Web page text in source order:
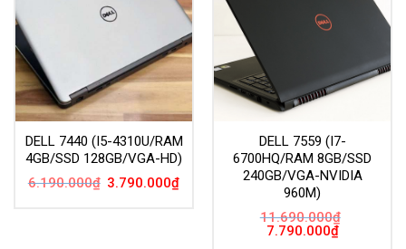
DELL 7440 (I5-4310U/RAM
4GB/SSD 128GB/VGA-HD)
6.190.000₫ Giá
3.790.000₫Giá
DELL 7559 (I7-
6700HQ/RAM 8GB/SSD
240GB/VGA-NVIDIA
960M)
11.690.000₫
Giá
7.790.000₫Giá
hiện